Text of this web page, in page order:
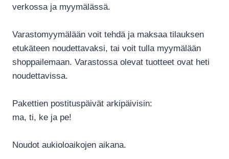
verkossa ja myymälässä.
Varastomyymälään voit tehdä ja maksaa tilauksen
etukäteen noudettavaksi, tai voit tulla myymälään
shoppailemaan. Varastossa olevat tuotteet ovat heti
noudettavissa.
Pakettien postituspäivät arkipäivisin:
ma, ti, ke ja pe!
Noudot aukioloaikojen aikana.